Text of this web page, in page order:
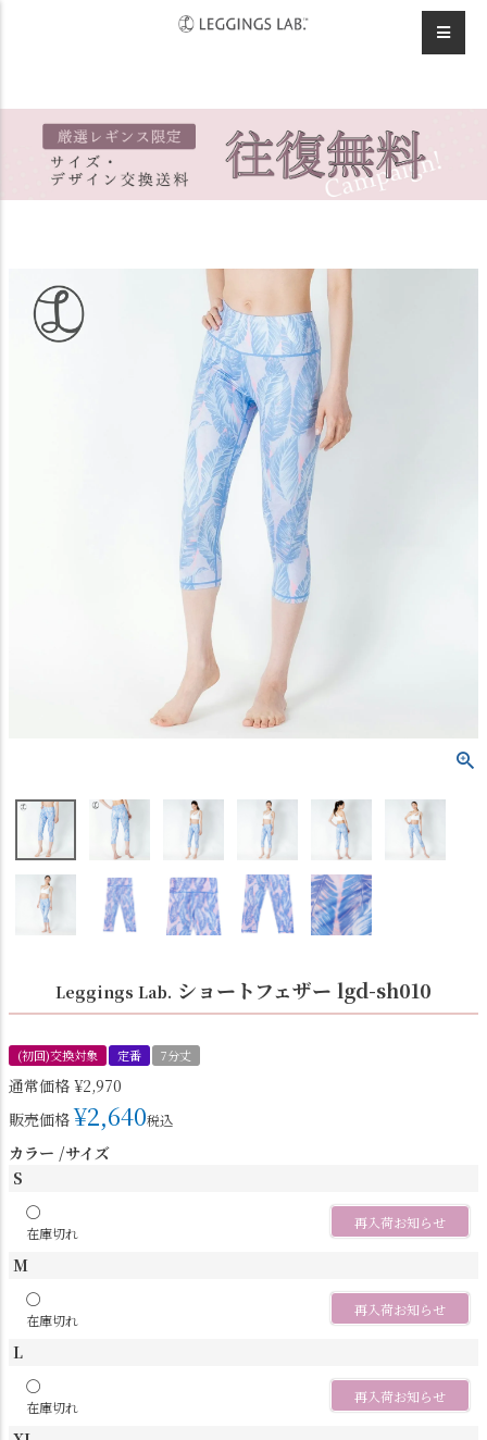
Leggings Lab. ショートフェザー lgd-sh010
(初回)交換対象 定番 7分丈
通常価格 ¥2,970
販売価格 ¥2,640税込
カラー サイズ
S
〇
在庫切れ
再入荷お知らせ
M
〇
在庫切れ
再入荷お知らせ
L
〇
在庫切れ
再入荷お知らせ